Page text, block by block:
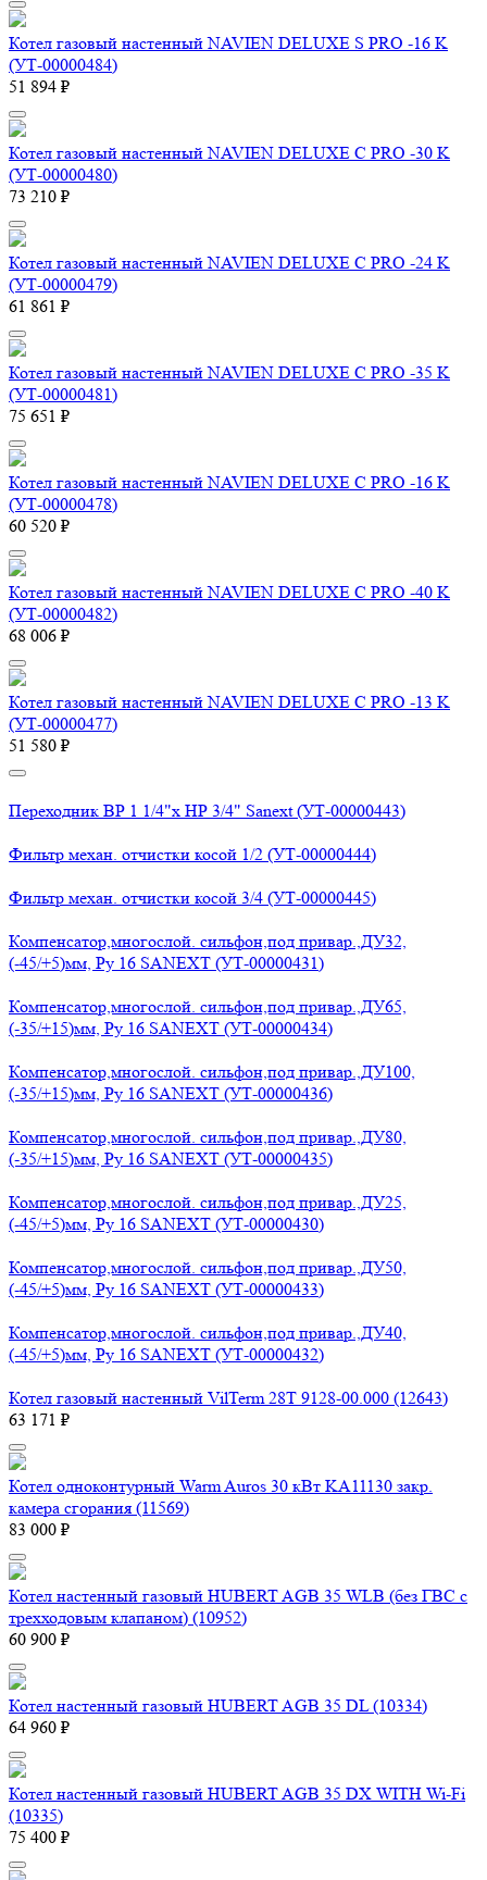
Котел газовый настенный NAVIEN DELUXE S PRO -16 K
(УТ-00000484)
51 894 ₽
Котел газовый настенный NAVIEN DELUXE С PRO -30 K
(УТ-00000480)
73 210 ₽
Котел газовый настенный NAVIEN DELUXE С PRO -24 K
(УТ-00000479)
61 861 ₽
Котел газовый настенный NAVIEN DELUXE С PRO -35 K
(УТ-00000481)
75 651 ₽
Котел газовый настенный NAVIEN DELUXE С PRO -16 K
(УТ-00000478)
60 520 ₽
Котел газовый настенный NAVIEN DELUXE С PRO -40 K
(УТ-00000482)
68 006 ₽
Котел газовый настенный NAVIEN DELUXE С PRO -13 K
(УТ-00000477)
51 580 ₽
Переходник ВР 1 1/4"х НР 3/4" Sanext (УТ-00000443)
Фильтр механ. отчистки косой 1/2 (УТ-00000444)
Фильтр механ. отчистки косой 3/4 (УТ-00000445)
Компенсатор,многослой. сильфон,под привар.,ДУ32,
(-45/+5)мм, Ру 16 SANEXT (УТ-00000431)
Компенсатор,многослой. сильфон,под привар.,ДУ65,
(-35/+15)мм, Ру 16 SANEXT (УТ-00000434)
Компенсатор,многослой. сильфон,под привар.,ДУ100,
(-35/+15)мм, Ру 16 SANEXT (УТ-00000436)
Компенсатор,многослой. сильфон,под привар.,ДУ80,
(-35/+15)мм, Ру 16 SANEXT (УТ-00000435)
Компенсатор,многослой. сильфон,под привар.,ДУ25,
(-45/+5)мм, Ру 16 SANEXT (УТ-00000430)
Компенсатор,многослой. сильфон,под привар.,ДУ50,
(-45/+5)мм, Ру 16 SANEXT (УТ-00000433)
Компенсатор,многослой. сильфон,под привар.,ДУ40,
(-45/+5)мм, Ру 16 SANEXT (УТ-00000432)
Котел газовый настенный VilTerm 28T 9128-00.000 (12643)
63 171 ₽
Котел одноконтурный Warm Auros 30 кВт KA11130 закр.
камера сгорания (11569)
83 000 ₽
Котел настенный газовый HUBERT AGB 35 WLB (без ГВС с
трехходовым клапаном) (10952)
60 900 ₽
Котел настенный газовый HUBERT AGB 35 DL (10334)
64 960 ₽
Котел настенный газовый HUBERT AGB 35 DX WITH Wi-Fi
(10335)
75 400 ₽